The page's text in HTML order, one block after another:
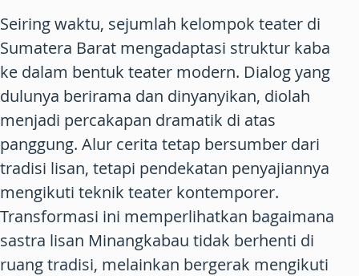
Seiring waktu, sejumlah kelompok teater di
Sumatera Barat mengadaptasi struktur kaba
ke dalam bentuk teater modern. Dialog yang
dulunya berirama dan dinyanyikan, diolah
menjadi percakapan dramatik di atas
panggung. Alur cerita tetap bersumber dari
tradisi lisan, tetapi pendekatan penyajiannya
mengikuti teknik teater kontemporer.
Transformasi ini memperlihatkan bagaimana
sastra lisan Minangkabau tidak berhenti di
ruang tradisi, melainkan bergerak mengikuti